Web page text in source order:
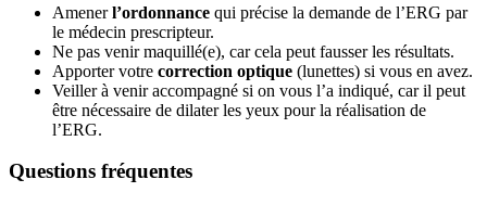
Amenerl’ordonnance qui précise la demande de l’ERG par
le médecin prescripteur.
Ne pas venir maquillé(e), car cela peut fausser les résultats.
Apporter votre correction optique (lunettes) si vous en avez.
Veiller à venir accompagné si on vous l’a indiqué, car il peut
être nécessaire de dilater les yeux pour la réalisation de
l’ERG.
Questions fréquentes